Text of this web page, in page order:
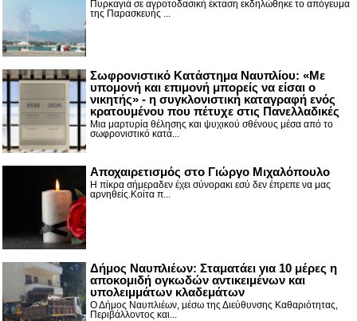
Πυρκαγιά σε αγροτοδασική έκταση εκδηλώθηκε το απόγευμα
της Παρασκευής ...
Σωφρονιστικό Κατάστημα Ναυπλίου: «Με
υπομονή και επιμονή μπορείς να είσαι ο
νικητής» - η συγκλονιστική καταγραφή ενός
κρατουμένου που πέτυχε στις Πανελλαδικές
Μια μαρτυρία θέλησης και ψυχικού σθένους μέσα από το
σωφρονιστικό κατά...
Αποχαιρετισμός στο Γιώργο Μιχαλόπουλο
Η πίκρα σήμεραδεν έχει σύνορακι εσύ δεν έπρεπε να μας
αρνηθείς.Κοίτα π...
Δήμος Ναυπλιέων: Σταματάει για 10 μέρες η
αποκομιδή ογκωδών αντικειμένων και
υπολειμμάτων κλαδεμάτων
Ο Δήμος Ναυπλιέων, μέσω της Διεύθυνσης Καθαριότητας,
Περιβάλλοντος και...